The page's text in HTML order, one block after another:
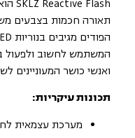
תאורה חכמות בצבעים
המשתמש לחשוב ולפעול
ואנשי כושר המעוניינים
תכונות עיקריות:
מערכת עצמאית